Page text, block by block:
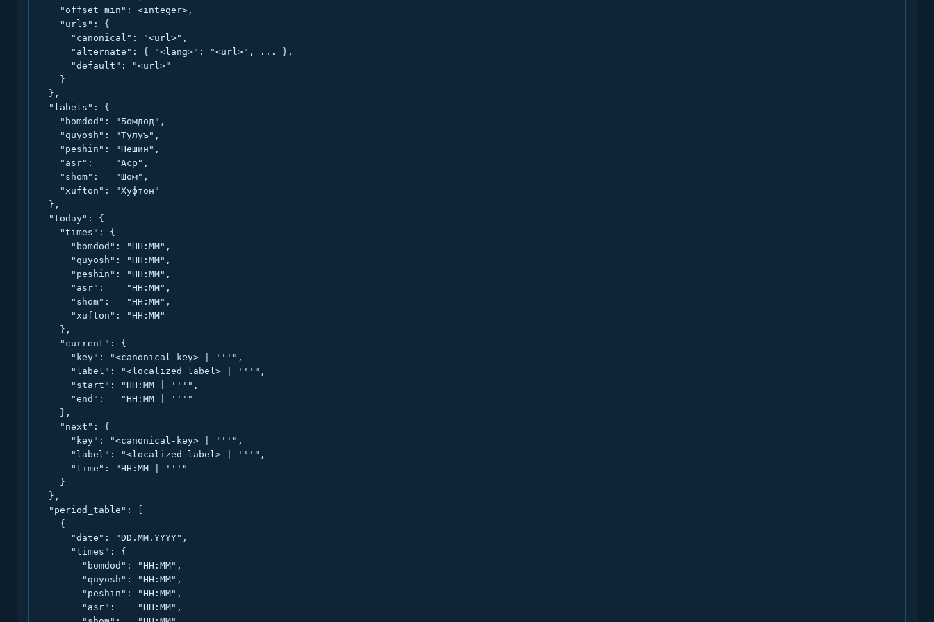
    "offset_min": <integer>,
    "urls": {
      "canonical": "<url>",
      "alternate": { "<lang>": "<url>", ... },
      "default": "<url>"
    }
  },
  "labels": {
    "bomdod": "Бомдод",
    "quyosh": "Тулуъ",
    "peshin": "Пешин",
    "asr":    "Аср",
    "shom":   "Шом",
    "xufton": "Хуфтон"
  },
  "today": {
    "times": {
      "bomdod": "HH:MM",
      "quyosh": "HH:MM",
      "peshin": "HH:MM",
      "asr":    "HH:MM",
      "shom":   "HH:MM",
      "xufton": "HH:MM"
    },
    "current": {
      "key": "<canonical-key> | '''",
      "label": "<localized label> | '''",
      "start": "HH:MM | '''",
      "end":   "HH:MM | '''"
    },
    "next": {
      "key": "<canonical-key> | '''",
      "label": "<localized label> | '''",
      "time": "HH:MM | '''"
    }
  },
  "period_table": [
    {
      "date": "DD.MM.YYYY",
      "times": {
        "bomdod": "HH:MM",
        "quyosh": "HH:MM",
        "peshin": "HH:MM",
        "asr":    "HH:MM",